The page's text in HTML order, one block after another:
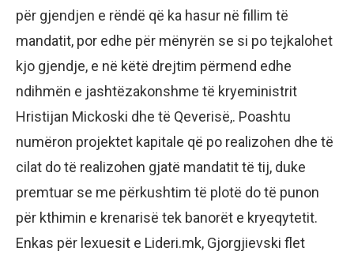
për gjendjen e rëndë që ka hasur në fillim të
mandatit, por edhe për mënyrën se si po tejkalohet
kjo gjendje, e në këtë drejtim përmend edhe
ndihmën e jashtëzakonshme të kryeministrit
Hristijan Mickoski dhe të Qeverisë,. Poashtu
numëron projektet kapitale që po realizohen dhe të
cilat do të realizohen gjatë mandatit të tij, duke
premtuar se me përkushtim të plotë do të punon
për kthimin e krenarisë tek banorët e kryeqytetit.
Enkas për lexuesit e Lideri.mk, Gjorgjievski flet